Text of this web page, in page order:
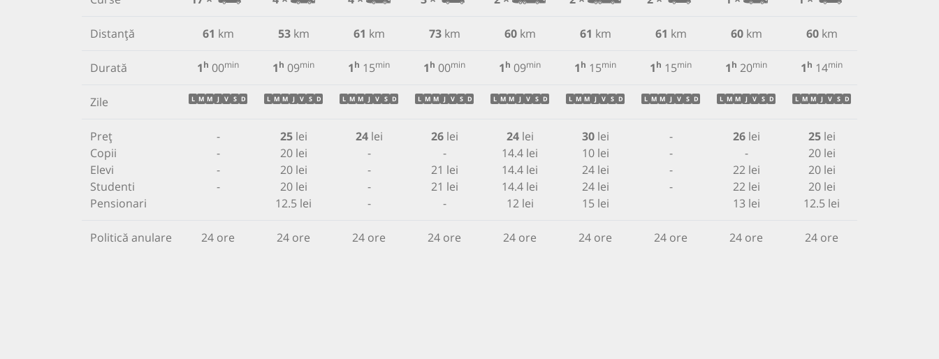
Distanță 61 km 53km 61 km 73km 60km 61 km 61 km 60km 60km
Durată 1h 00min 1h 09min 1h 15min 1h 00min 1h 09min 1h 15min 1h 15min 1h 20min 1h 14min
Zile L M M J V S D L M M J V S D L M M J V S D L M M J V S D L M M J V S D L M M J V S D L M M J V S D L M M J V S D L M M J V S D
Preț
Copii
Elevi
Studenti
Pensionari
-
-
-
-
25lei
20 lei
20 lei
20 lei
12.5 lei
24lei
-
-
-
-
26lei
-
21 lei
21 lei
-
24lei
14.4 lei
14.4 lei
14.4 lei
12 lei
30lei
10 lei
24 lei
24 lei
15 lei
-
-
-
-
26lei
-
22 lei
22 lei
13 lei
25lei
20 lei
20 lei
20 lei
12.5 lei
Politică anulare 24 ore 24 ore 24 ore 24 ore 24 ore 24 ore 24 ore 24 ore 24 ore